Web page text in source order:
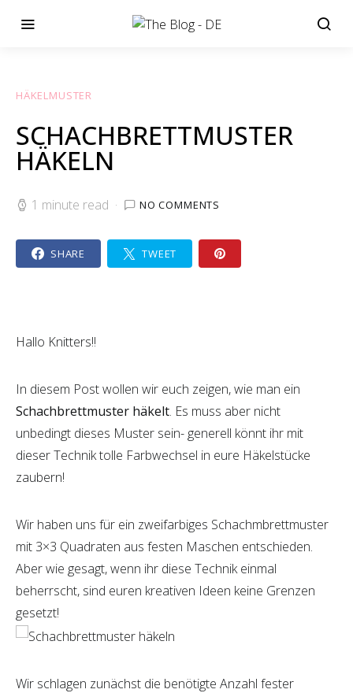
HÄKELMUSTER
SCHACHBRETTMUSTER
HÄKELN
1 minute read NO COMMENTS
SHARE TWEET
Hallo Knitters!!
In diesem Post wollen wir euch zeigen, wie man ein
Schachbrettmuster häkelt. Es muss aber nicht
unbedingt dieses Muster sein- generell könnt ihr mit
dieser Technik tolle Farbwechsel in eure Häkelstücke
zaubern!
Wir haben uns für ein zweifarbiges Schachmbrettmuster
mit 3×3 Quadraten aus festen Maschen entschieden.
Aber wie gesagt, wenn ihr diese Technik einmal
beherrscht, sind euren kreativen Ideen keine Grenzen
gesetzt!
Wir schlagen zunächst die benötigte Anzahl fester